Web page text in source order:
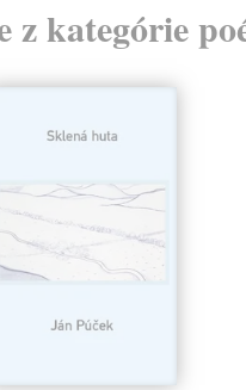
z kategórie